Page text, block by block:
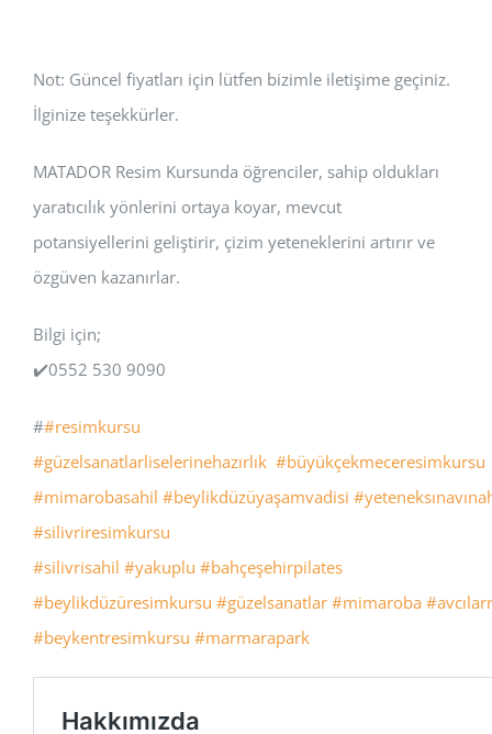
Not: Güncel fiyatları için lütfen bizimle iletişime geçiniz.
İlginize teşekkürler.
MATADOR Resim Kursunda öğrenciler, sahip oldukları
yaratıcılık yönlerini ortaya koyar, mevcut
potansiyellerini geliştirir, çizim yeteneklerini artırır ve
özgüven kazanırlar.
Bilgi için;
✔️0552 530 9090
##resimkursu
#güzelsanatlarliselerinehazırlık #büyükçekmeceresimkursu
#mimarobasahil #beylikdüzüyaşamvadisi
#silivriresimkursu
#silivrisahil #yakuplu #bahçeşehirpilates
#beylikdüzüresimkursu #güzelsanatlar #mimaroba
#beykentresimkursu #marmarapark